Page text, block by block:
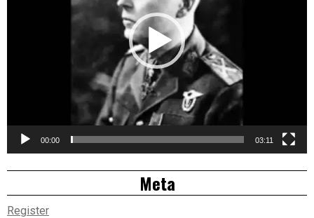
00:00 03:11
Meta
Register